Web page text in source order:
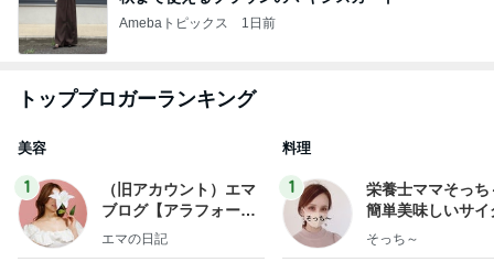
Amebaトピックス 1日前
トップブロガーランキング
美容
1
（旧アカウント）エマ
ブログ【アラフォー会
社売却セカンドライ
エマの日記
料理
1
栄養士ママそっち
簡単美味しいサイ
献立
そっち～